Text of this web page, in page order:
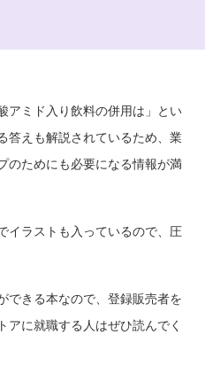
アミド入り飲料の併用は」とい
答えも解説されているため、業
のためにも必要になる情報が満
イラストも入っているので、圧
できる本なので、登録販売者を
アに就職する人はぜひ読んでく